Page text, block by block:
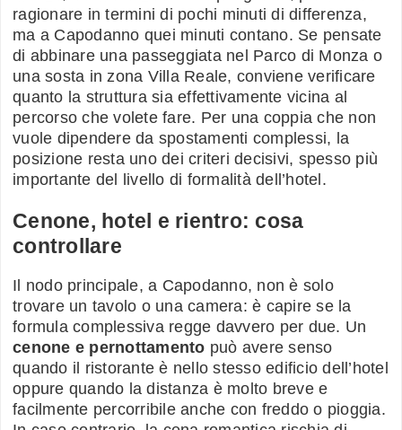
ragionare in termini di pochi minuti di differenza,
ma a Capodanno quei minuti contano. Se pensate
di abbinare una passeggiata nel Parco di Monza o
una sosta in zona Villa Reale, conviene verificare
quanto la struttura sia effettivamente vicina al
percorso che volete fare. Per una coppia che non
vuole dipendere da spostamenti complessi, la
posizione resta uno dei criteri decisivi, spesso più
importante del livello di formalità dell’hotel.
Cenone, hotel e rientro: cosa
controllare
Il nodo principale, a Capodanno, non è solo
trovare un tavolo o una camera: è capire se la
formula complessiva regge davvero per due. Un
cenone e pernottamento può avere senso
quando il ristorante è nello stesso edificio dell’hotel
oppure quando la distanza è molto breve e
facilmente percorribile anche con freddo o pioggia.